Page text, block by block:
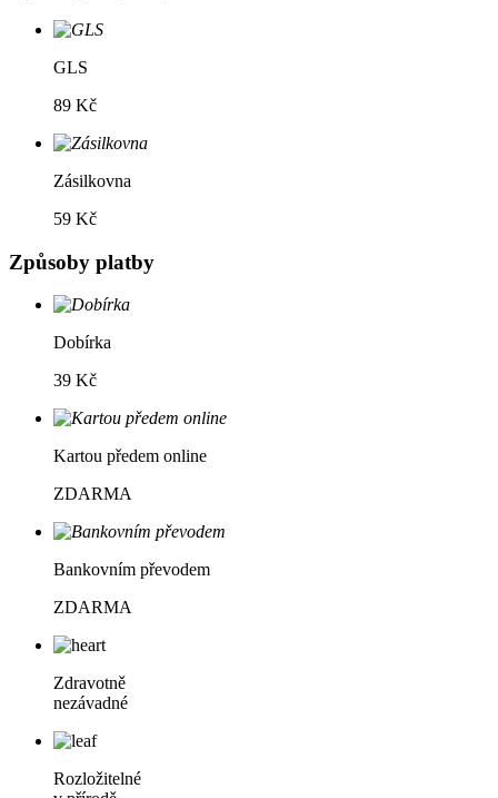
GLS
89 Kč
Zásilkovna
59 Kč
Způsoby platby
Dobírka
39 Kč
Kartou předem online
ZDARMA
Bankovním převodem
ZDARMA
Zdravotně
nezávadné
Rozložitelné